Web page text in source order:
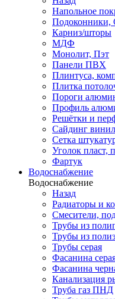
Напольное
Подоконники,
Карниз/шторы
МДФ
Монолит, Пэт
Панели ПВХ
Плинтуса,
Плитка
Пороги
Профиль
Решётки и
Сайдинг
Сетка
Уголок пласт,
Фартук
Водоснабжение
Водоснабжение
Назад
Радиаторы и
Смесители,
Трубы из
Трубы из
Трубы серая
Фасанина
Фасанина
Канализация
Труба газ ПНД